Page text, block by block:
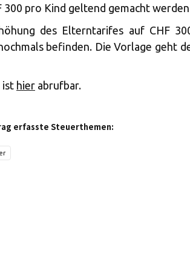
300 pro Kind geltend gemacht
des Elterntarifes auf CHF
befinden. Die Vorlage geht
ist hier abrufbar.
erfasste Steuerthemen: